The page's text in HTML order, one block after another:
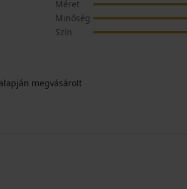
Méret
Minőség
Szín
megvásárolt